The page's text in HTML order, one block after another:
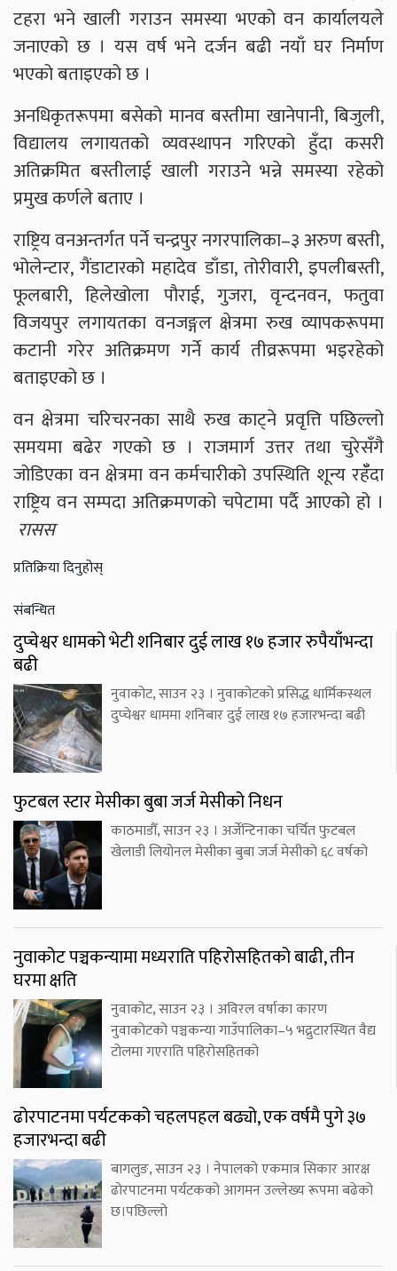
टहरा भने खाली गराउन समस्या भएको वन कार्यालयले
जनाएको छ । यस वर्ष भने दर्जन बढी नयाँ घर निर्माण
भएको बताइएको छ ।
अनधिकृतरूपमा बसेको मानव बस्तीमा खानेपानी, बिजुली,
विद्यालय लगायतको व्यवस्थापन गरिएको हुँदा कसरी
अतिक्रमित बस्तीलाई खाली गराउने भन्ने समस्या रहेको
प्रमुख कर्णले बताए ।
राष्ट्रिय वनअन्तर्गत पर्ने चन्द्रपुर नगरपालिका–३ अरुण बस्ती,
भोलेन्टार, गैंडाटारको महादेव डाँडा, तोरीवारी, इपलीबस्ती,
फूलबारी, हिलेखोला पौराई, गुजरा, वृन्दनवन, फतुवा
विजयपुर लगायतका वनजङ्गल क्षेत्रमा रुख व्यापकरूपमा
कटानी गरेर अतिक्रमण गर्ने कार्य तीव्ररूपमा भइरहेको
बताइएको छ ।
वन क्षेत्रमा चरिचरनका साथै रुख काट्ने प्रवृत्ति पछिल्लो
समयमा बढेर गएको छ । राजमार्ग उत्तर तथा चुरेसँगै
जोडिएका वन क्षेत्रमा वन कर्मचारीको उपस्थिति शून्य रहँँदा
राष्ट्रिय वन सम्पदा अतिक्रमणको चपेटामा पर्दै आएको हो ।
रासस
प्रतिक्रिया दिनुहोस्
संबन्धित
दुप्चेश्वर धामको भेटी शनिबार दुई लाख १७ हजार रुपैयाँभन्दा
बढी
नुवाकोट, साउन २३ । नुवाकोटको प्रसिद्ध धार्मिकस्थल
दुप्चेश्वर धाममा शनिबार दुई लाख १७ हजारभन्दा बढी
फुटबल स्टार मेसीका बुबा जर्ज मेसीको निधन
काठमाडौँ, साउन २३ । अर्जेन्टिनाका चर्चित फुटबल
खेलाडी लियोनल मेसीका बुबा जर्ज मेसीको ६८ वर्षको
नुवाकोट पञ्चकन्यामा मध्यराति पहिरोसहितको बाढी, तीन
घरमा क्षति
नुवाकोट, साउन २३ । अविरल वर्षाका कारण
नुवाकोटको पञ्चकन्या गाउँपालिका–५ भद्रुटारस्थित वैद्य
टोलमा गएराति पहिरोसहितको
ढोरपाटनमा पर्यटकको चहलपहल बढ्यो, एक वर्षमै पुगे ३७
हजारभन्दा बढी
बागलुङ, साउन २३ । नेपालको एकमात्र सिकार आरक्ष
ढोरपाटनमा पर्यटकको आगमन उल्लेख्य रूपमा बढेको
छ।पछिल्लो